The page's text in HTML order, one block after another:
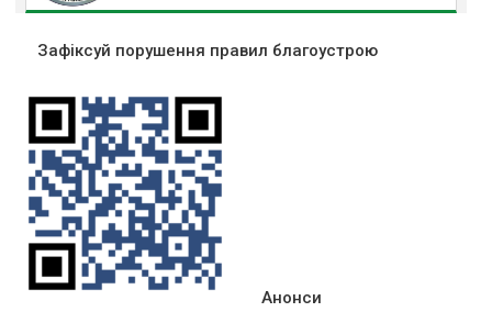
Зафіксуй порушення правил благоустрою
Анонси